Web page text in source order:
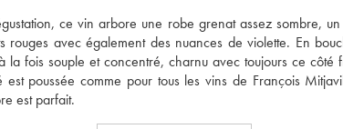
ce vin arbore une robe grenat assez sombre,
rouges avec également des nuances de violette. En
la fois souple et concentré, charnu avec toujours ce côté
est poussée comme pour tous les vins de François
est parfait.